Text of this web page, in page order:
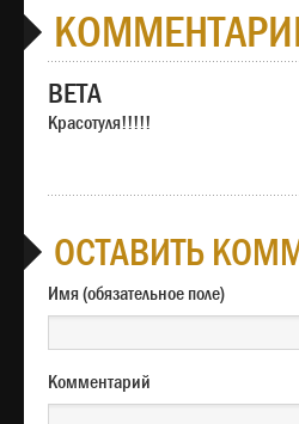
ВЕТА
Красотуля!!!!!
ОСТАВИТЬ
Имя (обязательное поле)
Комментарий